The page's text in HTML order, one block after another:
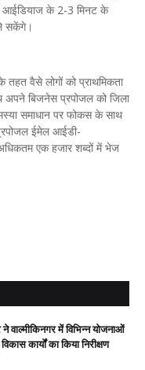
आईडियाज के 2-3 मिनट के
सकेंगे।
तहत वैसे लोगों को प्राथमिकता
अपने बिजनेस प्रपोजल को जिला
समाधान पर फोकस के साथ
ईमेल आईडी-
एक हजार शब्दों में भेज
में विभिन्न योजनाओं
कार्यों का किया निरीक्षण